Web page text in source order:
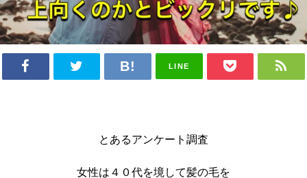
LINE
とあるアンケート調査
女性は４０代を境して髪の毛を